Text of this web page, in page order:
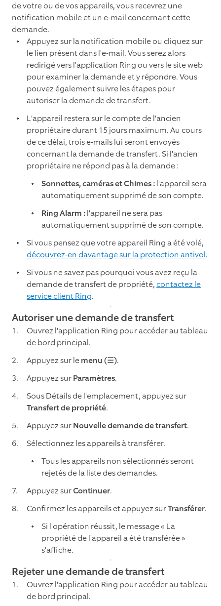
de votre ou de vos appareils, vous recevrez une
notification mobile et un e-mail concernant cette
demande.
Appuyez sur la notification mobile ou cliquez sur
le lien présent dans l'e-mail. Vous serez alors
redirigé vers l'application Ring ou vers le site web
pour examiner la demande et y répondre. Vous
pouvez également suivre les étapes pour
autoriser la demande de transfert.
L'appareil restera sur le compte de l'ancien
propriétaire durant 15 jours maximum. Au cours
de ce délai, trois e-mails lui seront envoyés
concernant la demande de transfert. Si l'ancien
propriétaire ne répond pas à la demande :
Sonnettes, caméras et Chimes :l'appareil sera
automatiquement supprimé de son compte.
Ring Alarm :l'appareil ne sera pas
automatiquement supprimé de son compte.
Si vous pensez que votre appareil Ring a été volé,
découvrez-en davantage sur la protection antivol.
Si vous ne savez pas pourquoi vous avez reçu la
demande de transfert de propriété,contactez le
service client Ring.
Autoriser une demande de transfert
Ouvrez l'application Ring pour accéder au tableau
de bord principal.
Appuyez sur lemenu (☰).
Appuyez surParamètres.
Sous Détails de l'emplacement, appuyez sur
Transfert de propriété.
Appuyez surNouvelle demande de transfert.
Sélectionnez les appareils à transférer.
Tous les appareils non sélectionnés seront
rejetés de la liste des demandes.
Appuyez surContinuer.
Confirmez les appareils et appuyez surTransférer.
Si l'opération réussit, le message « La
propriété de l'appareil a été transférée »
s'affiche.
Rejeter une demande de transfert
Ouvrez l'application Ring pour accéder au tableau
de bord principal.